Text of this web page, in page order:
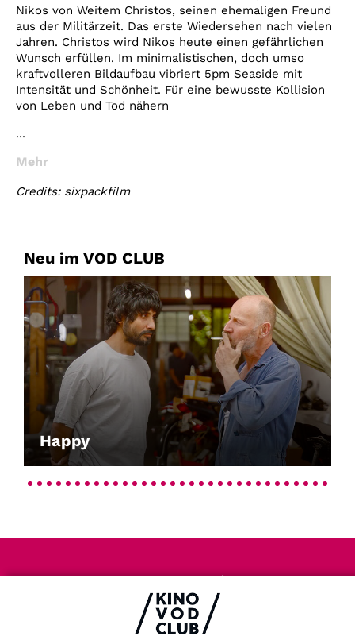
Nikos von Weitem Christos, seinen ehemaligen Freund
aus der Militärzeit. Das erste Wiedersehen nach vielen
Jahren. Christos wird Nikos heute einen gefährlichen
Wunsch erfüllen. Im minimalistischen, doch umso
kraftvolleren Bildaufbau vibriert 5pm Seaside mit
Intensität und Schönheit. Für eine bewusste Kollision
von Leben und Tod nähern
...
Mehr
Credits: sixpackfilm
Neu im VOD CLUB
Happy
Impressum & Datenschutz
AGB
Kontakt